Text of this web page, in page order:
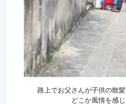
路上でお父さんが子供の散髪
どこか風情を感じ